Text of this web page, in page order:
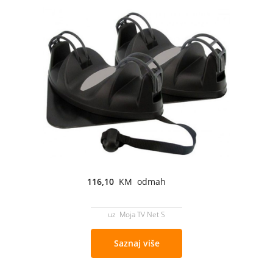
116,10 KM odmah
uz Moja TV Net S
Saznaj više